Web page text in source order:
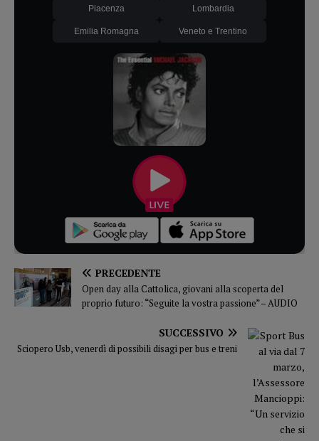
Piacenza Lombardia
Emilia Romagna Veneto e Trentino
PRECEDENTE
Open day alla Cattolica, giovani alla scoperta del
proprio futuro: “Seguite la vostra passione” – AUDIO
SUCCESSIVO
Sciopero Usb, venerdì di possibili disagi per bus e treni